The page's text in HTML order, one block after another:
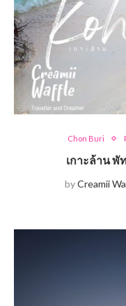
Chon Buri
เกาะล้าน
byCreamii